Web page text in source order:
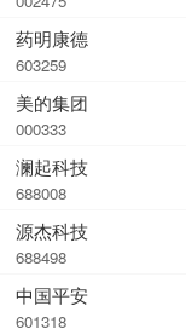
药明康德
603259
美的集团
000333
澜起科技
688008
源杰科技
688498
中国平安
601318